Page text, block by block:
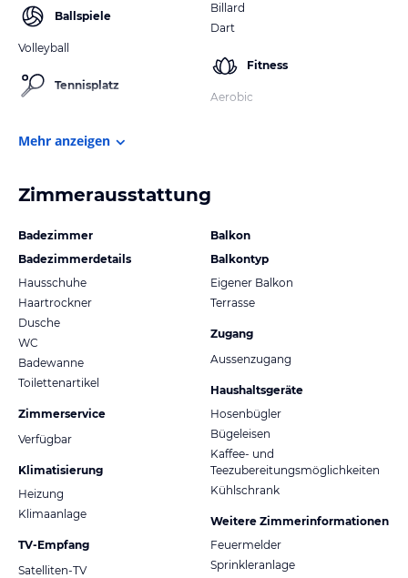
Ballspiele
Volleyball
Tennisplatz
Billard
Dart
Fitness
Aerobic
Mehr anzeigen
Zimmerausstattung
Badezimmer
Badezimmerdetails
Hausschuhe
Haartrockner
Dusche
WC
Badewanne
Toilettenartikel
Zimmerservice
Verfügbar
Klimatisierung
Heizung
Klimaanlage
TV-Empfang
Satelliten-TV
Balkon
Balkontyp
Eigener Balkon
Terrasse
Zugang
Aussenzugang
Haushaltsgeräte
Hosenbügler
Bügeleisen
Kaffee- und
Teezubereitungsmöglichkeiten
Kühlschrank
Weitere Zimmerinformationen
Feuermelder
Sprinkleranlage